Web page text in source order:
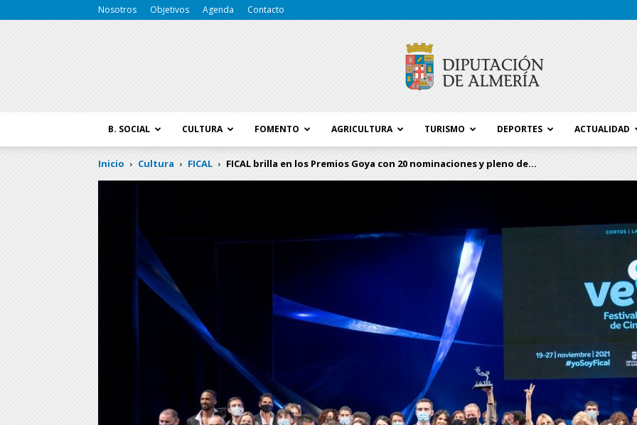
Nosotros Objetivos Agenda Contacto
Diputación
Almería
B. SOCIAL CULTURA FOMENTO AGRICULTURA TURISMO DEPORTES ACTUALIDAD
Inicio Cultura FICAL FICAL brilla en los Premios Goya con 20 nominaciones y pleno de...